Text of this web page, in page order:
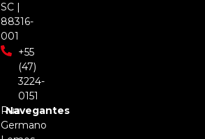
SC |
88316-
001
+55
(47)
3224-
0151
Navegantes
Rua
Germano